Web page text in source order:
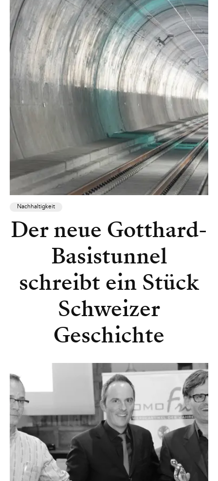
Nachhaltigkeit
Der neue Gotthard-
Basistunnel
schreibt ein Stück
Schweizer
Geschichte